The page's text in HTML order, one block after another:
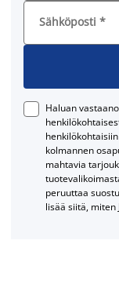
Sähköposti *
Haluan
kolmannen
mahtavia
peruuttaa
lisää siitä, miten